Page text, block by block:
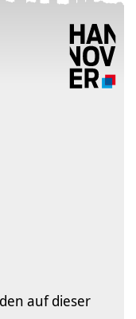
auf dieser